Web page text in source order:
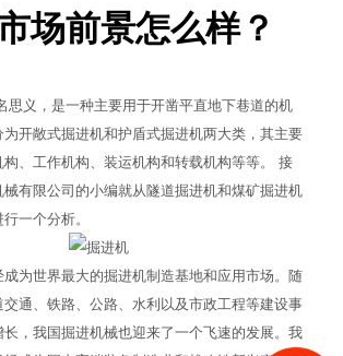
场前景怎么样？
义，是一种主要用于开凿平直地下巷道的机
为开敞式掘进机和护盾式掘进机两大类，其主要
、工作机构、装运机构和转载机构等等。 接
有限公司的小编就从隧道掘进机和煤矿掘进机
一个分析。
世界最大的掘进机制造基地和应用市场。随
通、铁路、公路、水利以及市政工程等建设事
，我国掘进机械也迎来了一个飞速的发展。我